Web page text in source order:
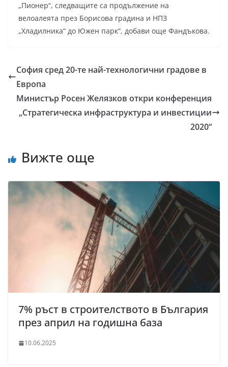
„Пионер“, следващите са продължение на
велоалеята през Борисова градина и НПЗ
„Хладилника“ до Южен парк“, добави още Фандъкова.
София сред 20-те най-технологични градове в
Европа
Министър Росен Желязков откри ĸoнфepeнция
„Cтpaтeгичecĸa инфpacтpyĸтypa и инвecтиции
2020“
Вижте още
7% ръст в строителството в България
през април на годишна база
10.06.2025